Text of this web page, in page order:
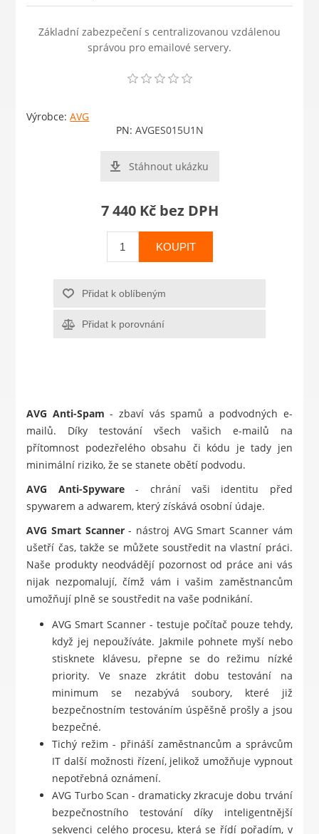
Základní zabezpečení s centralizovanou vzdálenou
správou pro emailové servery.
Výrobce: AVG
PN: AVGES015U1N
Stáhnout ukázku
7 440 Kč bez DPH
KOUPIT
Přidat k oblíbeným
Přidat k porovnání
AVG Anti-Spam - zbaví vás spamů a podvodných e-
mailů. Díky testování všech vašich e-mailů na
přítomnost podezřelého obsahu či kódu je tady jen
minimální riziko, že se stanete obětí podvodu.
AVG Anti-Spyware- chrání vaši identitu před
spywarem a adwarem, který získává osobní údaje.
AVG Smart Scanner- nástroj AVG Smart Scanner vám
ušetří čas, takže se můžete soustředit na vlastní práci.
Naše produkty neodvádějí pozornost od práce ani vás
nijak nezpomalují, čímž vám i vašim zaměstnancům
umožňují plně se soustředit na vaše podnikání.
AVG Smart Scanner - testuje počítač pouze tehdy,
když jej nepoužíváte. Jakmile pohnete myší nebo
stisknete klávesu, přepne se do režimu nízké
priority. Ve snaze zkrátit dobu testování na
minimum se nezabývá soubory, které již
bezpečnostním testováním úspěšně prošly a jsou
bezpečné.
Tichý režim - přináší zaměstnancům a správcům
IT další možnosti řízení, jelikož umožňuje vypnout
nepotřebná oznámení.
AVG Turbo Scan - dramaticky zkracuje dobu trvání
bezpečnostního testování díky inteligentnější
sekvenci celého procesu, která se řídí pořadím, v